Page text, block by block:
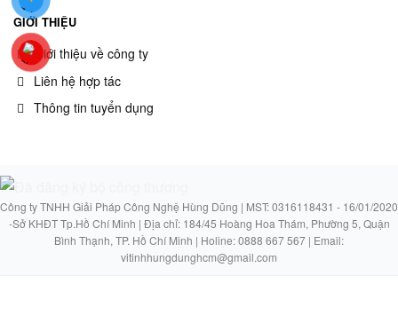
GIỚI THIỆU
Giới thiệu về công ty
Liên hệ hợp tác
Thông tin tuyển dụng
Công ty TNHH Giải Pháp Công Nghệ Hùng Dũng | MST: 0316118431 - 16/01/2020
-Sở KHĐT Tp.Hồ Chí Minh | Địa chỉ: 184/45 Hoàng Hoa Thám, Phường 5, Quận
Bình Thạnh, TP. Hồ Chí Minh | Holine: 0888 667 567 | Email:
vitinhhungdunghcm@gmail.com